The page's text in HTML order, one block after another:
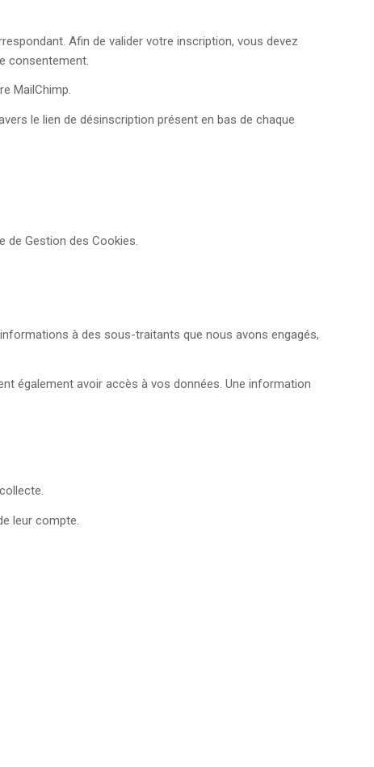
Afin de valider votre inscription, vous devez
consentement.
MailChimp.
le lien de désinscription présent en bas de chaque
de Gestion des Cookies.
à des sous-traitants que nous avons engagés,
également avoir accès à vos données. Une information
leur compte.